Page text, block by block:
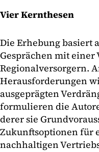
Vier Kernthesen
Die Erhebung basiert
Gesprächen mit
Regionalversorgern.
Herausforderungen
ausgeprägten
formulieren die
derer sie
Zukunftsoptionen für
nachhaltigen